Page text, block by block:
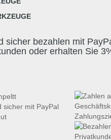
sicher bezahlen mit
oder erhalten Sie